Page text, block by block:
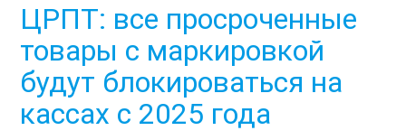
ЦРПТ: все просроченные
товары с маркировкой
будут блокироваться на
кассах с 2025 года